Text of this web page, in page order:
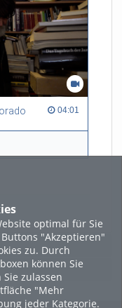
optimal für Sie
"Akzeptieren"
zu. Durch
können Sie
zulassen
"Mehr
jeder Kategorie.
04:01